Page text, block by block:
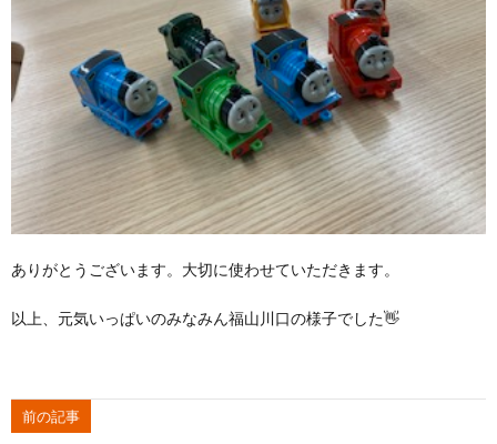
ありがとうございます。大切に使わせていただきます。
以上、元気いっぱいのみなみん福山川口の様子でした👋
前の記事